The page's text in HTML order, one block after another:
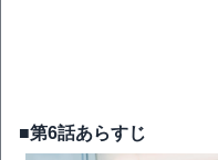
■第6話あらすじ